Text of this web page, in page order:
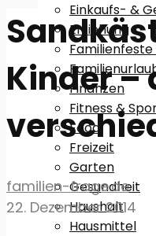
Einkaufs- &
Erziehung
Familienfeste
Finanzen
Fitness &
Food
Freizeit
Garten
Gesundheit
Haushalt
Hausmittel
Kinder –
familien-frage.de
22. Dezember 2014